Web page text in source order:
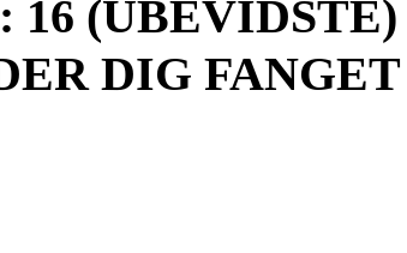
16 (UBEVIDSTE)
DIG